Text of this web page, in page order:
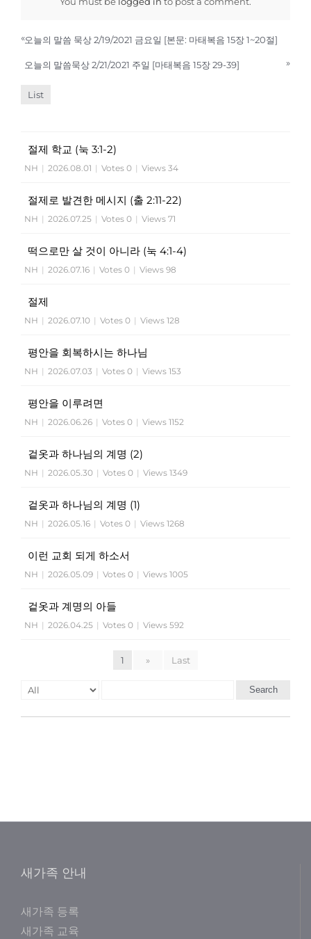
«오늘의 말씀 묵상 2/19/2021 금요일 [본문: 마태복음 15장 1~20절]
오늘의 말씀묵상 2/21/2021 주일 [마태복음 15장 29-39] »
List
절제 학교 (눅 3:1-2)
NH | 2026.08.01 | Votes 0 | Views 34
절제로 발견한 메시지 (출 2:11-22)
NH | 2026.07.25 | Votes 0 | Views 71
떡으로만 살 것이 아니라 (눅 4:1-4)
NH | 2026.07.16 | Votes 0 | Views 98
절제
NH | 2026.07.10 | Votes 0 | Views 128
평안을 회복하시는 하나님
NH | 2026.07.03 | Votes 0 | Views 153
평안을 이루려면
NH | 2026.06.26 | Votes 0 | Views 1152
겉옷과 하나님의 계명 (2)
NH | 2026.05.30 | Votes 0 | Views 1349
겉옷과 하나님의 계명 (1)
NH | 2026.05.16 | Votes 0 | Views 1268
이런 교회 되게 하소서
NH | 2026.05.09 | Votes 0 | Views 1005
겉옷과 계명의 아들
NH | 2026.04.25 | Votes 0 | Views 592
1 » Last
Search
새가족 안내
새가족 등록
새가족 교육